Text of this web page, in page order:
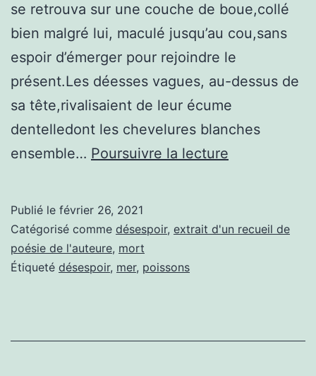
se retrouva sur une couche de boue,collé
bien malgré lui, maculé jusqu’au cou,sans
espoir d’émerger pour rejoindre le
présent.Les déesses vagues, au-dessus de
sa tête,rivalisaient de leur écume
dentelledont les chevelures blanches
ensemble… Poursuivre la lecture
fonds
Publié le février 26, 2021
Catégorisé comme désespoir, extrait d'un recueil de
poésie de l'auteure, mort
Étiqueté désespoir, mer, poissons